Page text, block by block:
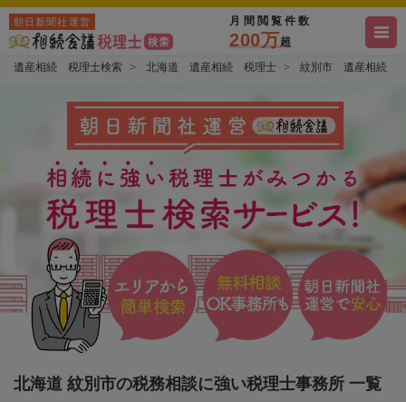
朝日新聞社運営 月間閲覧件数
200万超
遺産相続 税理士検索 北海道 遺産相続 税理士 紋別市 遺産相続
北海道 紋別市の税務相談に強い税理士事務所 一覧